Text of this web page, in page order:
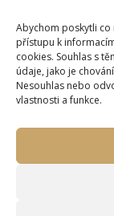
Abychom poskytli co
přístupu k
cookies. Souhlas s
údaje, jako je
Nesouhlas nebo
vlastnosti a funkce.
O